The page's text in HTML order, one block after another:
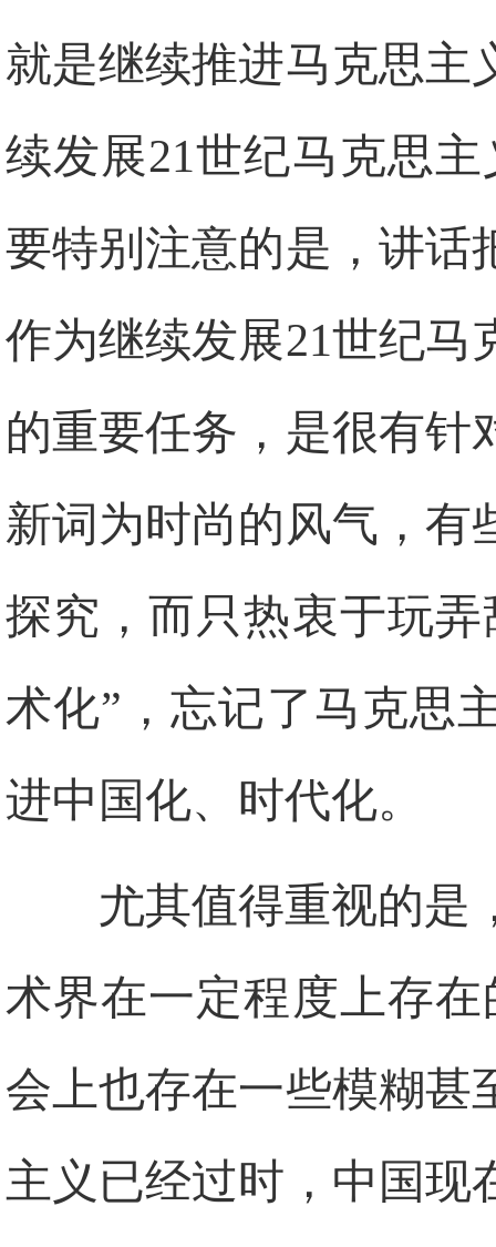
就是继续推进马克思主
续发展21世纪马克思
要特别注意的是，讲话
作为继续发展21世纪马
的重要任务，是很有针
新词为时尚的风气，有
探究，而只热衷于玩
术化”，忘记了马克思
进中国化、时代化。
尤其值得重视的是
术界在一定程度上存
会上也存在一些模糊甚
主义已经过时，中国现